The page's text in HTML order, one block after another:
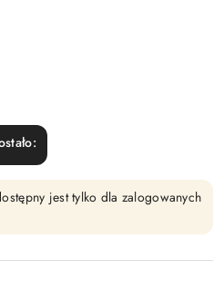
jest tylko dla zalogowanych